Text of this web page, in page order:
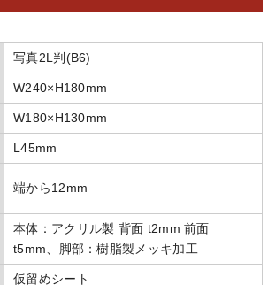
写真2L判(B6)
W240×H180mm
W180×H130mm
L45mm
端から12mm
本体：アクリル製 背面 t2mm 前面
t5mm、脚部：樹脂製メッキ加工
仮留めシート